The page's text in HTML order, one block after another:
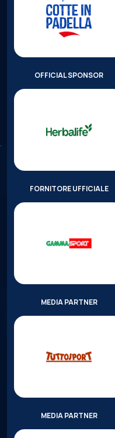
OFFICIAL SPONSOR
FORNITORE UFFICIALE
MEDIA PARTNER
MEDIA PARTNER